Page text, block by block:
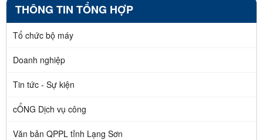
THÔNG TIN TỔNG HỢP
Tổ chức bộ máy
Doanh nghiệp
Tin tức - Sự kiện
cỔNG Dịch vụ công
Văn bản QPPL tỉnh Lạng Sơn